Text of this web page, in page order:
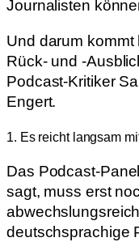
Journalisten
Und darum
Rück- und -
Podcast-Kritiker
Engert.
1. Es reicht langsam
Das Podcast-
sagt, muss erst
deutschsprachige